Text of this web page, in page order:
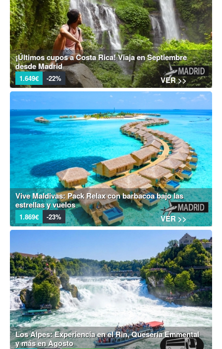
¡Últimos cupos a Costa Rica! Viaja en Septiembre
desde Madrid
1.649€ -22% VER >>
Vive Maldivas: Pack Relax con barbacoa bajo las
estrellas y vuelos
1.869€ -23% VER >>
Los Alpes: Experiencia en el Rin, Quesería Emmental
y más en Agosto